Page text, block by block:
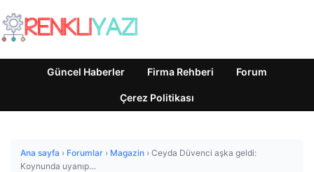
Güncel Haberler Firma Rehberi Forum
Çerez Politikası
Ana sayfa › Forumlar › Magazin › Ceyda Düvenci aşka geldi:
Koynunda uyanıp…